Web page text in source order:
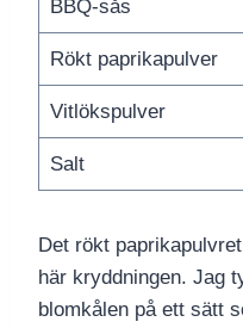
BBQ-sås
Rökt paprikapulver
Vitlökspulver
Salt
Det rökt
här kryddningen. Jag
blomkålen på ett sätt